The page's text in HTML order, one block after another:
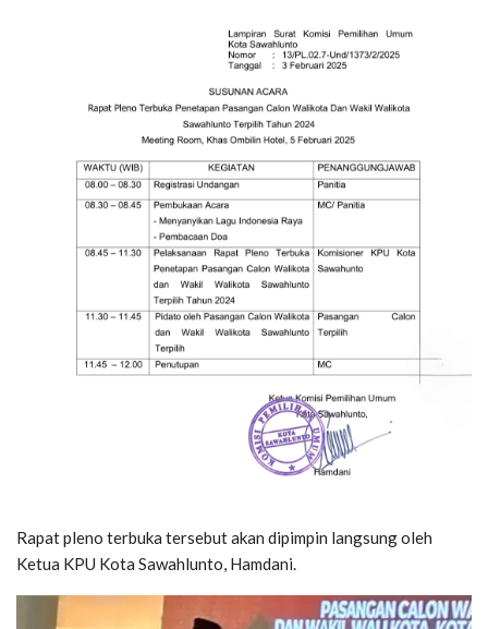
Rapat pleno terbuka tersebut akan dipimpin langsung oleh
Ketua KPU Kota Sawahlunto, Hamdani.